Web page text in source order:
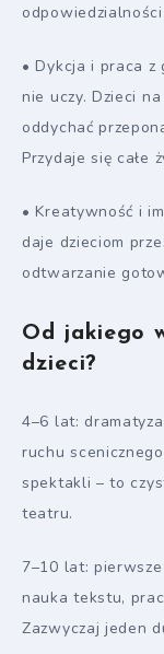
• Dykcja i praca z
nie uczy. Dzieci
oddychać
Przydaje się całe
• Kreatywność i
daje dzieciom
odtwarzanie
Od jakiego
dzieci?
4–6 lat:
ruchu
spektakli – to
teatru.
7–10 lat:
nauka tekstu,
Zazwyczaj jeden